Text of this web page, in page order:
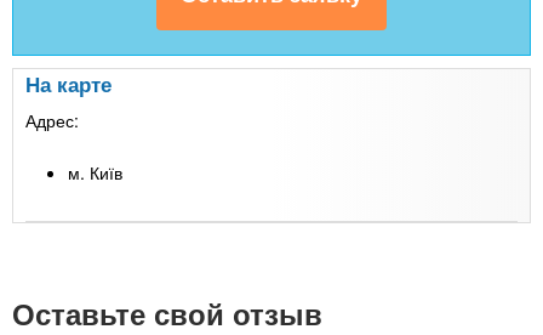
На карте
Адрес:
м. Київ
Оставьте свой отзыв